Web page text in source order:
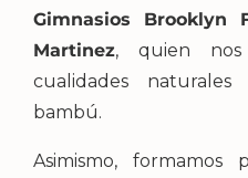
Gimnasios Brooklyn
Martinez, quien
cualidades
bambú.
Asimismo,